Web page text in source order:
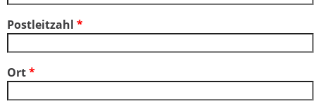
Postleitzahl *
Ort*